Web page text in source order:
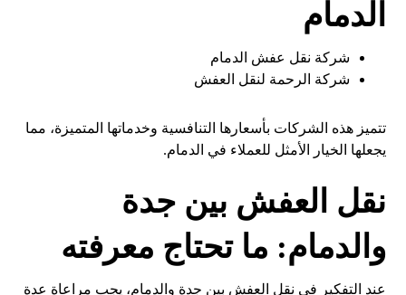
الدمام
شركة نقل عفش الدمام
شركة الرحمة لنقل العفش
تتميز هذه الشركات بأسعارها التنافسية وخدماتها المتميزة، مما
يجعلها الخيار الأمثل للعملاء في الدمام.
نقل العفش بين جدة
والدمام: ما تحتاج معرفته
عند التفكير في نقل العفش بين جدة والدمام، يجب مراعاة عدة